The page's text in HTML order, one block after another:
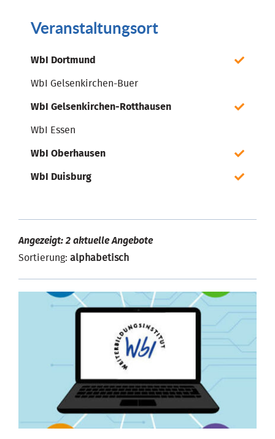
Veranstaltungsort
WbI Dortmund
WbI Gelsenkirchen-Buer
WbI Gelsenkirchen-Rotthausen
WbI Essen
WbI Oberhausen
WbI Duisburg
Angezeigt: 2 aktuelle Angebote
Sortierung: alphabetisch